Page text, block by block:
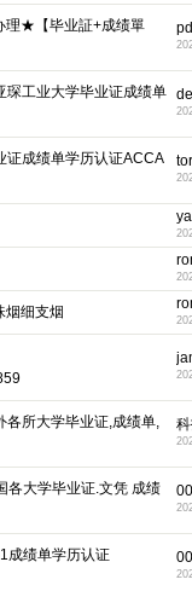
★【毕业証+成绩單
工业大学毕业证成绩单
证成绩单学历认证ACCA
烟细支烟
所大学毕业证,成绩单,
各大学毕业证.文凭 成绩
成绩单学历认证